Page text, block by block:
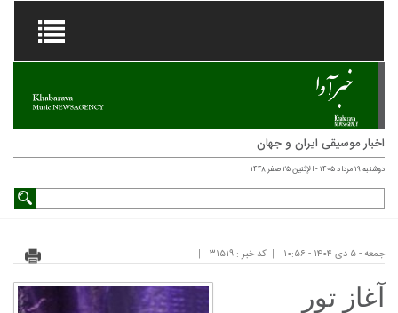
اخبار موسیقی ایران و جهان
دوشنبه ۱۹ مرداد ۱۴۰۵ - الإثنين ۲۵ صفر ۱۴۴۸
جمعه - ۵ دی ۱۴۰۴ - ۱۰:۵۶ کد خبر : ۳۱۵۱۹
آغاز تور